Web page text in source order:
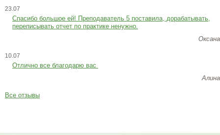
23.07
Cпасибо большое ей! Преподаватель 5 поставила, дорабатывать,
переписывать отчет по практике ненужно.
Оксана
10.07
Отлично все благодарю вас
Алина
Все отзывы